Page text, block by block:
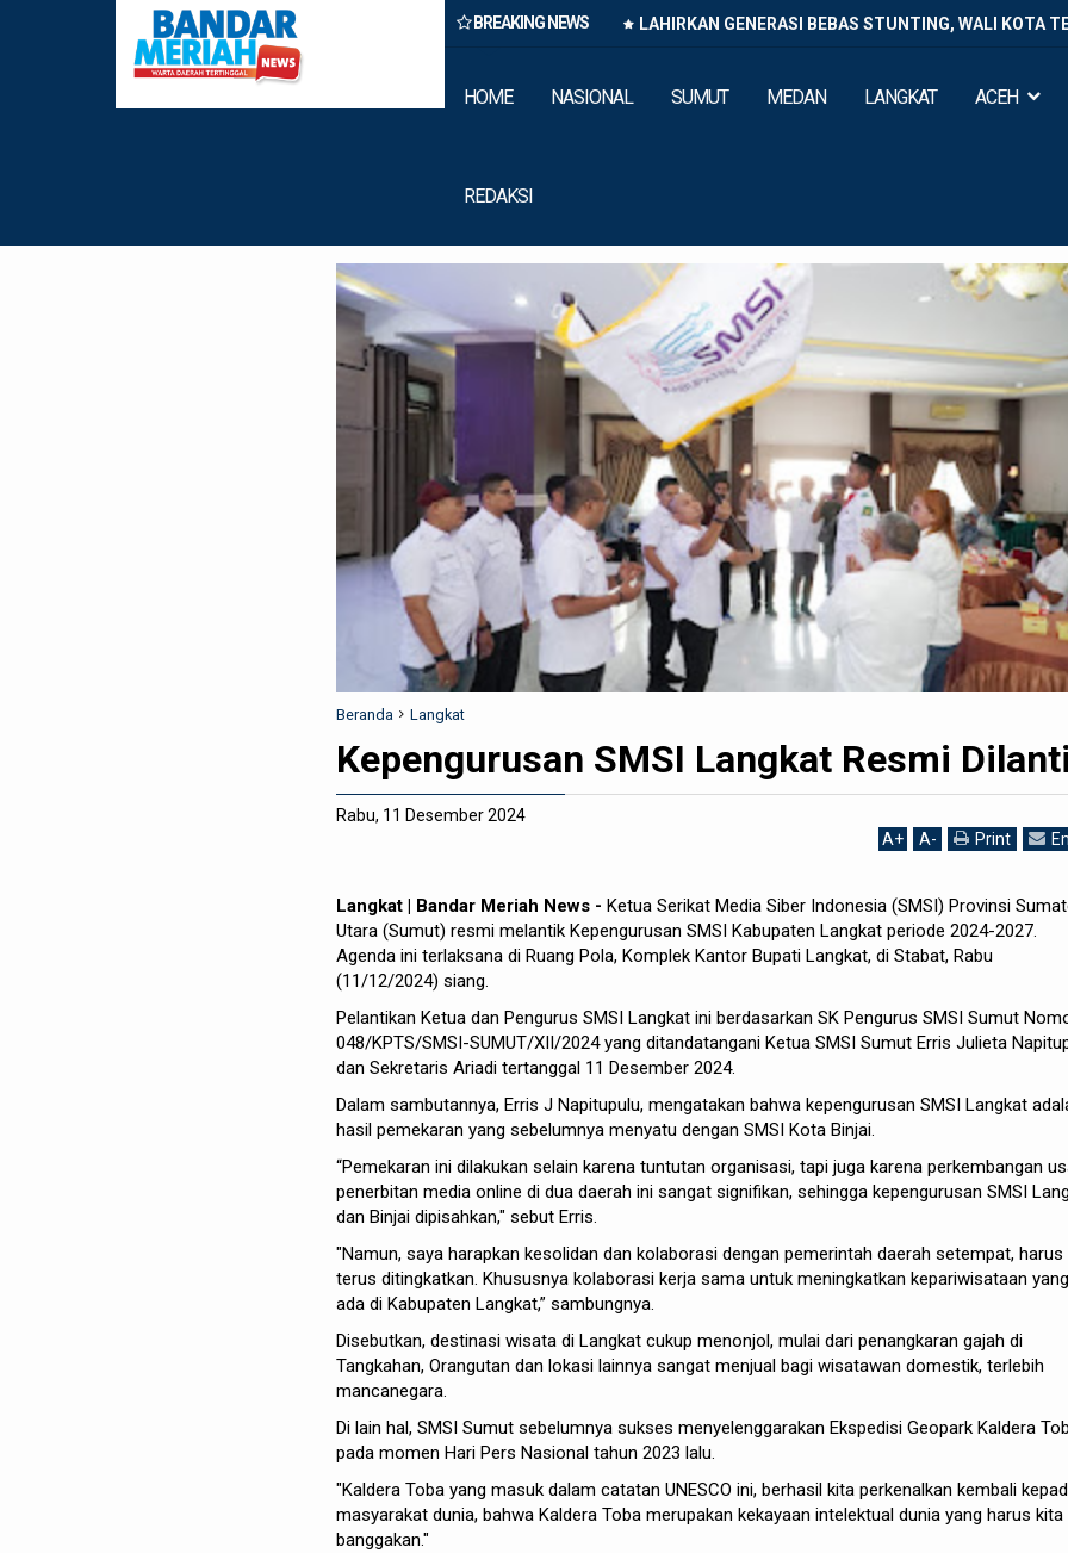
BREAKING NEWS
Percepatan Perda PBG Guna Penyederhanaan Layanan Cepat dan Murah LAHIRKAN GENERASI BEBAS STUNTING, WALI KOTA
HOME NASIONAL SUMUT MEDAN LANGKAT ACEH
REDAKSI
Beranda Langkat
Kepengurusan SMSI Langkat Resmi
Rabu, 11 Desember 2024
A+ A- Print
Langkat | Bandar Meriah News - Ketua Serikat Media Siber Indonesia (SMSI) Provinsi
Utara (Sumut) resmi melantik Kepengurusan SMSI Kabupaten Langkat periode 2024-2027.
Agenda ini terlaksana di Ruang Pola, Komplek Kantor Bupati Langkat, di Stabat, Rabu
(11/12/2024) siang.
Pelantikan Ketua dan Pengurus SMSI Langkat ini berdasarkan SK Pengurus SMSI Sumut
048/KPTS/SMSI-SUMUT/XII/2024 yang ditandatangani Ketua SMSI Sumut Erris Julieta
dan Sekretaris Ariadi tertanggal 11 Desember 2024.
Dalam sambutannya, Erris J Napitupulu, mengatakan bahwa kepengurusan SMSI Langkat
hasil pemekaran yang sebelumnya menyatu dengan SMSI Kota Binjai.
“Pemekaran ini dilakukan selain karena tuntutan organisasi, tapi juga karena perkembangan
penerbitan media online di dua daerah ini sangat signifikan, sehingga kepengurusan SMSI
dan Binjai dipisahkan," sebut Erris.
"Namun, saya harapkan kesolidan dan kolaborasi dengan pemerintah daerah setempat, harus
terus ditingkatkan. Khususnya kolaborasi kerja sama untuk meningkatkan kepariwisataan yang
ada di Kabupaten Langkat,” sambungnya.
Disebutkan, destinasi wisata di Langkat cukup menonjol, mulai dari penangkaran gajah di
Tangkahan, Orangutan dan lokasi lainnya sangat menjual bagi wisatawan domestik, terlebih
mancanegara.
Di lain hal, SMSI Sumut sebelumnya sukses menyelenggarakan Ekspedisi Geopark Kaldera
pada momen Hari Pers Nasional tahun 2023 lalu.
"Kaldera Toba yang masuk dalam catatan UNESCO ini, berhasil kita perkenalkan kembali
masyarakat dunia, bahwa Kaldera Toba merupakan kekayaan intelektual dunia yang harus kita
banggakan."